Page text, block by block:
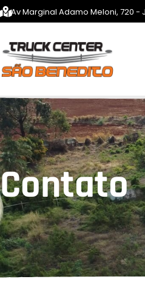
Av Marginal Adamo Meloni, 720 -
Contato